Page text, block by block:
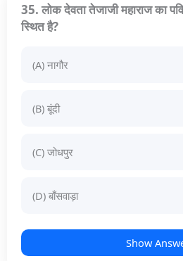
35. लोक देवता तेजाजी महाराज का
स्थित है?
(A) नागौर
(B) बूंदी
(C) जोधपुर
(D) बाँसवाड़ा
Show